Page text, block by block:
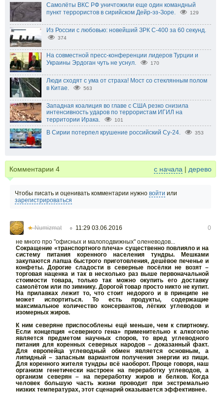
Самолёты ВКС РФ уничтожили еще один командный
пункт террористов в сирийском Дейр-эз-Зоре.
129
Из России с любовью: новейший ЗРК С-400 за 60 секунд.
374
На совместной пресс-конференции лидеров Турции и
Украины Эрдоган чуть не уснул.
170
Люди сходят с ума от страха! Мост со стеклянным полом
в Китае.
563
Западная коалиция во главе с США резко снизила
интенсивность ударов по террористам ИГИЛ на
территории Ирака.
101
В Сирии потерпел крушение российский Су-24. 353
Комментарии 4 с начала | дерево
Чтобы писать и оценивать комментарии нужно войти или
зарегистрироваться
★Numizmat ○ 11:29 03.06.2016
0
не много про "офисных и малоподвижных" оленеводов...
Сокращение «транспортного плеча» существенно повлияло и на
систему питания коренного населения тундры. Мешками
закупаются лапша быстрого приготовления, дешёвое печенье и
конфеты. Дорогие сладости в северные посёлки не возят –
торговая наценка и так в несколько раз выше первоначальной
стоимости товара, только так можно окупить его доставку
самолётом или по зимнику. Дорогой товар просто никто не купит.
На прилавках лежит то, что стоит недорого и в принципе не
может испортиться. То есть продукты, содержащие
максимальное количество консервантов, лёгких углеводов и
изомерных жиров.
К ним северяне приспособлены ещё меньше, чем к спиртному.
Если концепция «северного гена» применительно к алкоголю
является предметом научных споров, то вред углеводного
питания для коренных северных народов – доказанный факт.
Для европейца углеводный обмен является основным, а
липидный – запасным вариантом получения энергии из пищи.
Для коренного жителя тундры всё наоборот. Проще говоря, наш
организм генетически настроен на переработку углеводов, а
организм северян – на переработку жиров и белков. Когда
человек большую часть жизни проводит при экстремально
низких температурах, этот сценарий оказывается эффективнее.